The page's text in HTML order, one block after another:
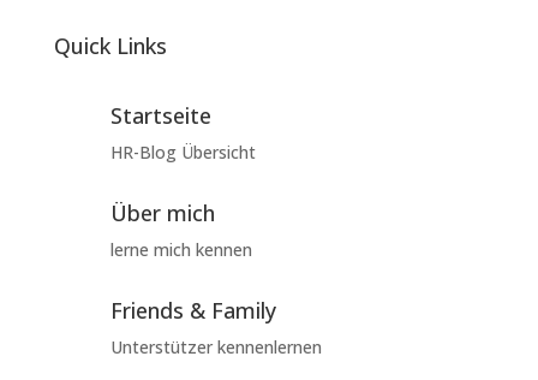
Quick Links
Startseite
HR-Blog Übersicht
Über mich
lerne mich kennen
Friends & Family
Unterstützer kennenlernen